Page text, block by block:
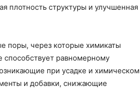
плотность структуры и улучшенная
поры, через которые химикаты
способствует равномерному
при усадке и химическом
и добавки, снижающие